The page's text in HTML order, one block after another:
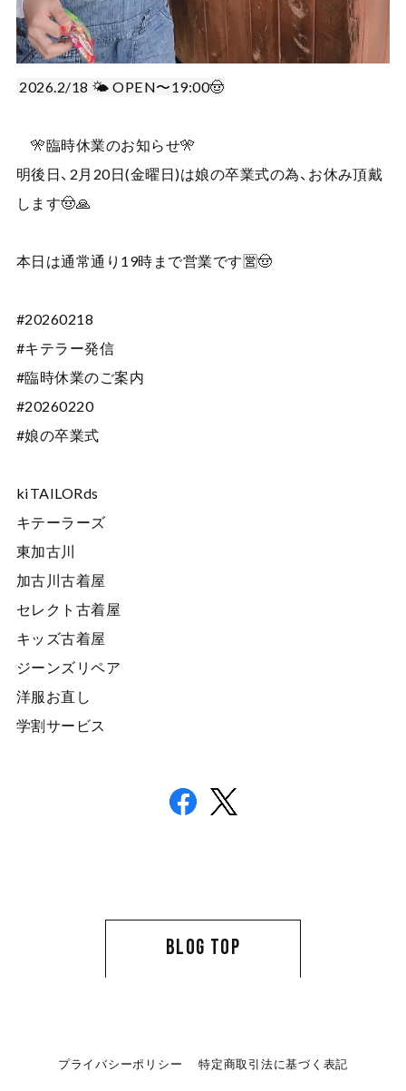
2026.2/18 🌤️ OPEN〜19:00🤠
🎌臨時休業のお知らせ🎌
明後日、2月20日(金曜日)は娘の卒業式の為、お休み頂戴
します🤠🙏
本日は通常通り19時まで営業です🈺🤠
#20260218
#キテラー発信
#臨時休業のご案内
#20260220
#娘の卒業式
kiTAILORds
キテーラーズ
東加古川
加古川古着屋
セレクト古着屋
キッズ古着屋
ジーンズリペア
洋服お直し
学割サービス
BLOG TOP
プライバシーポリシー 特定商取引法に基づく表記